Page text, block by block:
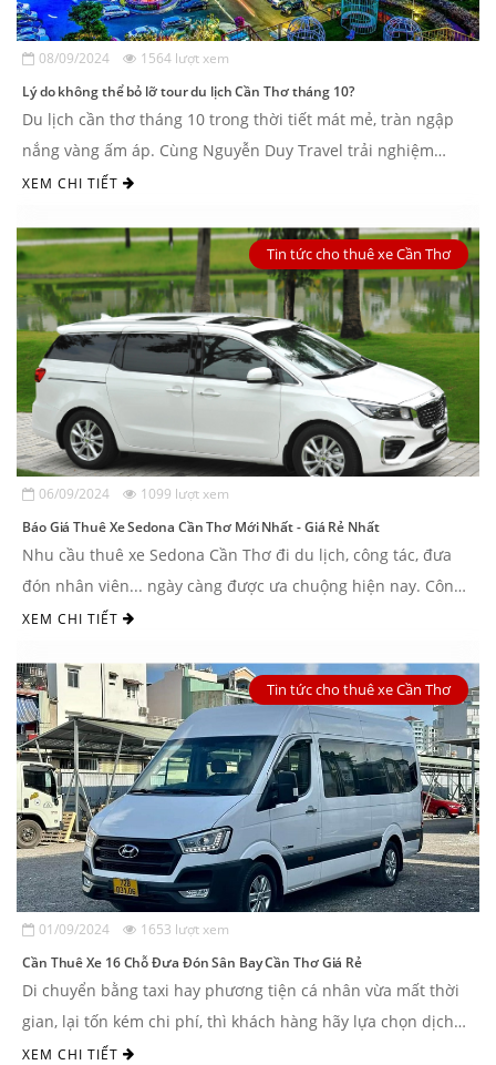
08/09/2024 1564 lượt xem
Lý do không thể bỏ lỡ tour du lịch Cần Thơ tháng 10?
Du lịch cần thơ tháng 10 trong thời tiết mát mẻ, tràn ngập
nắng vàng ấm áp. Cùng Nguyễn Duy Travel trải nghiệm
những khoảnh khắc tuyệt vời nhất. ...
XEM CHI TIẾT
Tin tức cho thuê xe Cần Thơ
06/09/2024 1099 lượt xem
Báo Giá Thuê Xe Sedona Cần Thơ Mới Nhất - Giá Rẻ Nhất
Nhu cầu thuê xe Sedona Cần Thơ đi du lịch, công tác, đưa
đón nhân viên... ngày càng được ưa chuộng hiện nay. Công
ty du lịch Nguyễn Duy Travel ...
XEM CHI TIẾT
Tin tức cho thuê xe Cần Thơ
01/09/2024 1653 lượt xem
Cần Thuê Xe 16 Chỗ Đưa Đón Sân Bay Cần Thơ Giá Rẻ
Di chuyển bằng taxi hay phương tiện cá nhân vừa mất thời
gian, lại tốn kém chi phí, thì khách hàng hãy lựa chọn dịch
vụ thuê xe 16 chỗ ...
XEM CHI TIẾT